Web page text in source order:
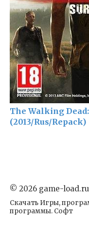
The Walking
(2013/Rus/Repack)
© 2026 game-load.ru
Скачать Игры,
программы. Софт